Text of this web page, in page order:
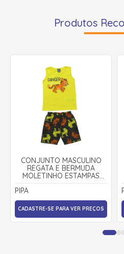
Produtos
CONJUNTO MASCULINO
REGATA E BERMUDA
MOLETINHO ESTAMPAS
SORTIDAS 9000888 - PIPA
PIPA
CADASTRE-SE PARA VER PREÇOS